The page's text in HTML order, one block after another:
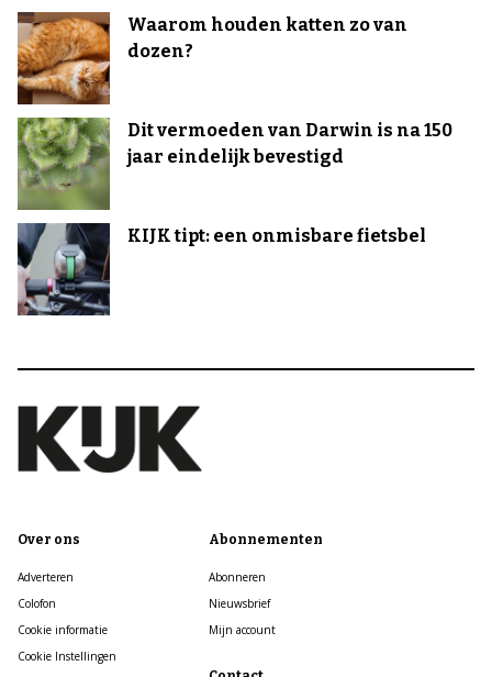
Waarom houden katten zo van
dozen?
Dit vermoeden van Darwin is na 150
jaar eindelijk bevestigd
KIJK tipt: een onmisbare fietsbel
Over ons
Adverteren
Colofon
Cookie informatie
Cookie Instellingen
Abonnementen
Abonneren
Nieuwsbrief
Mijn account